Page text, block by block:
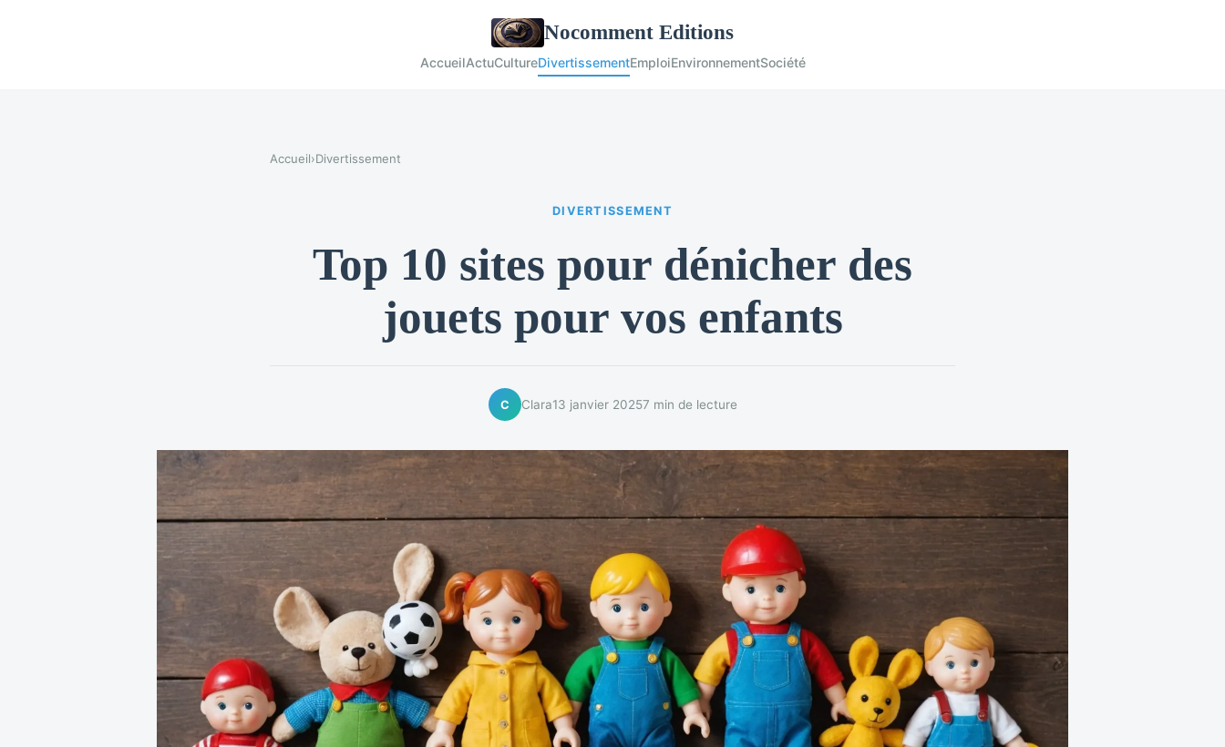
Nocomment Editions
AccueilActuCultureDivertissementEmploiEnvironnementSociété
Accueil›Divertissement
DIVERTISSEMENT
Top 10 sites pour dénicher des
jouets pour vos enfants
C Clara13 janvier 20257 min de lecture